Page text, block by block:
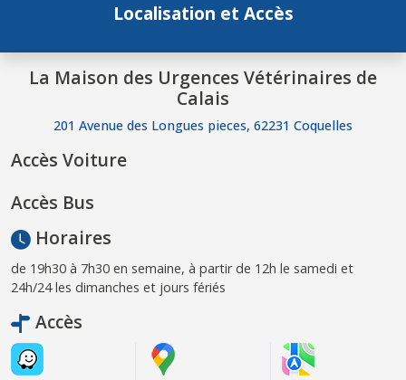
Localisation et Accès
La Maison des Urgences Vétérinaires de
Calais
201 Avenue des Longues pieces, 62231 Coquelles
Accès Voiture
Accès Bus
Horaires
de 19h30 à 7h30 en semaine, à partir de 12h le samedi et
24h/24 les dimanches et jours fériés
Accès